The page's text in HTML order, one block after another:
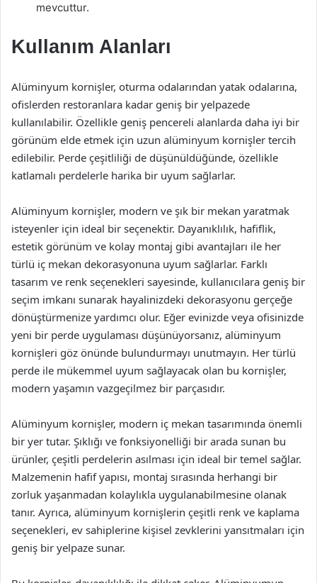
mevcuttur.
Kullanım Alanları
Alüminyum kornişler, oturma odalarından yatak odalarına,
ofislerden restoranlara kadar geniş bir yelpazede
kullanılabilir. Özellikle geniş pencereli alanlarda daha iyi bir
görünüm elde etmek için uzun alüminyum kornişler tercih
edilebilir. Perde çeşitliliği de düşünüldüğünde, özellikle
katlamalı perdelerle harika bir uyum sağlarlar.
Alüminyum kornişler, modern ve şık bir mekan yaratmak
isteyenler için ideal bir seçenektir. Dayanıklılık, hafiflik,
estetik görünüm ve kolay montaj gibi avantajları ile her
türlü iç mekan dekorasyonuna uyum sağlarlar. Farklı
tasarım ve renk seçenekleri sayesinde, kullanıcılara geniş bir
seçim imkanı sunarak hayalinizdeki dekorasyonu gerçeğe
dönüştürmenize yardımcı olur. Eğer evinizde veya ofisinizde
yeni bir perde uygulaması düşünüyorsanız, alüminyum
kornişleri göz önünde bulundurmayı unutmayın. Her türlü
perde ile mükemmel uyum sağlayacak olan bu kornişler,
modern yaşamın vazgeçilmez bir parçasıdır.
Alüminyum kornişler, modern iç mekan tasarımında önemli
bir yer tutar. Şıklığı ve fonksiyonelliği bir arada sunan bu
ürünler, çeşitli perdelerin asılması için ideal bir temel sağlar.
Malzemenin hafif yapısı, montaj sırasında herhangi bir
zorluk yaşanmadan kolaylıkla uygulanabilmesine olanak
tanır. Ayrıca, alüminyum kornişlerin çeşitli renk ve kaplama
seçenekleri, ev sahiplerine kişisel zevklerini yansıtmaları için
geniş bir yelpaze sunar.